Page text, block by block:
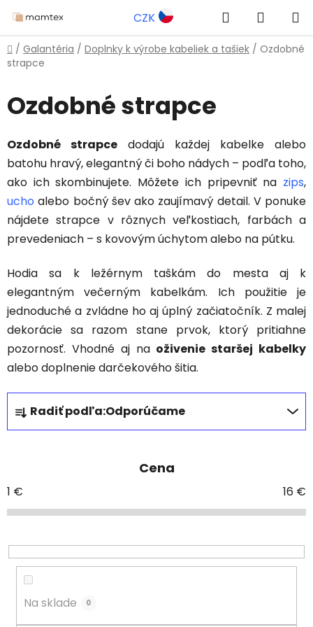
na
obsah
CZK Hľadať
KOŠÍK
Domov
/ Galantéria / Doplnky k výrobe kabeliek a tašiek / Ozdobné
strapce
Ozdobné strapce
Ozdobné strapce dodajú každej kabelke alebo
batohu hravý, elegantný či boho nádych – podľa toho,
ako ich skombinujete. Môžete ich pripevniť na zips,
uchoalebo bočný šev ako zaujímavý detail. V ponuke
nájdete strapce v rôznych veľkostiach, farbách a
prevedeniach – s kovovým úchytom alebo na pútku.
Hodia sa k ležérnym taškám do mesta aj k
elegantným večerným kabelkám. Ich použitie je
jednoduché a zvládne ho aj úplný začiatočník. Z malej
dekorácie sa razom stane prvok, ktorý pritiahne
pozornosť. Vhodné aj na oživenie staršej kabelky
alebo doplnenie darčekového šitia.
R
a
d
i
e
r
o
Radiť podľa:Odporúčame
Cena
1 € 16 €
Na sklade 0